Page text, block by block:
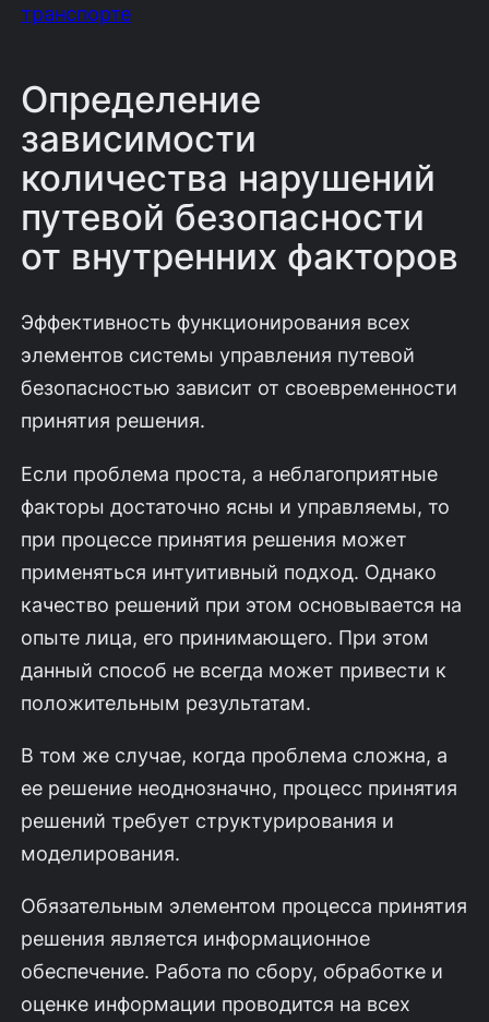
транспорте
Определение
зависимости
количества нарушений
путевой безопасности
от внутренних факторов
Эффективность функционирования всех
элементов системы управления путевой
безопасностью зависит от своевременности
принятия решения.
Если проблема проста, а неблагоприятные
факторы достаточно ясны и управляемы, то
при процессе принятия решения может
применяться интуитивный подход. Однако
качество решений при этом основывается на
опыте лица, его принимающего. При этом
данный способ не всегда может привести к
положительным результатам.
В том же случае, когда проблема сложна, а
ее решение неоднозначно, процесс принятия
решений требует структурирования и
моделирования.
Обязательным элементом процесса принятия
решения является информационное
обеспечение. Работа по сбору, обработке и
оценке информации проводится на всех